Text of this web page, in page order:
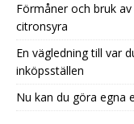
Förmåner och bruk
citronsyra
En vägledning till var
inköpsställen
Nu kan du göra egna